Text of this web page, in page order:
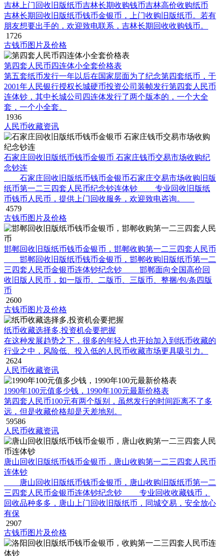
吉林上门回收旧版纸币吉林长期收购钱币吉林高价收购纸币
吉林长期回收旧版纸币钱币金银币，上门收购旧版纸币。若有
朋友想要出手的，欢迎致电联系，吉林长期回收收购钱币。
1726
古钱币图片及价格
第四套人民币四连体小全套价格表
第五套纸币发行一年以后在国家层面为了纪念第四套纸币，于
2001年人民银行授权长城硬币投资公司装帧发行第四套人民币
连体钞，其中长城公司四连体发行了两个版本的，一个大全
套，一个小全套。
1936
人民币收藏资讯
石家庄回收旧版纸币钱币金银币 石家庄钱币交易市场收购纪
念钞连
石家庄回收旧版纸币钱币金银币石家庄交易市场收购旧版
纸币第一二三四套人民币纪念钞连体钞 专业回收旧版纸
币钱币人民币，提供上门回收服务，欢迎致电咨询。
4579
古钱币图片及价格
邯郸回收旧版纸币钱币金银币，邯郸收购第一二三四套人民币
邯郸回收旧版纸币钱币金银币，邯郸收购旧版纸币第一二
三四套人民币金银币连体钞纪念钞 邯郸面向全国高价回
收旧版人民币，如一版币、二版币、三版币、整捆/包/条四版
币
2600
古钱币图片及价格
纸币收藏选择多,投资机会要把握
在这种发展趋势之下，很多的年轻人也开始加入到纸币收藏的
行业之中，风险低、投入低的人民币收藏市场更具吸引力。
2624
人民币收藏资讯
1990年100元值多少钱，1990年100元最新价格表
第四套人民币100元有两个版别，虽然发行的时间距离不了多
远，但是收藏价格却是天差地别。
59586
人民币收藏资讯
唐山回收旧版纸币钱币金银币，唐山收购第一二三四套人民币
连体钞
唐山回收旧版纸币钱币金银币，唐山收购旧版纸币第一二
三四套人民币金银币连体钞纪念钞 专业回收收藏钱币，
回收品种多多，唐山上门回收旧版纸币，同城交易，安全放心
有保
2907
古钱币图片及价格